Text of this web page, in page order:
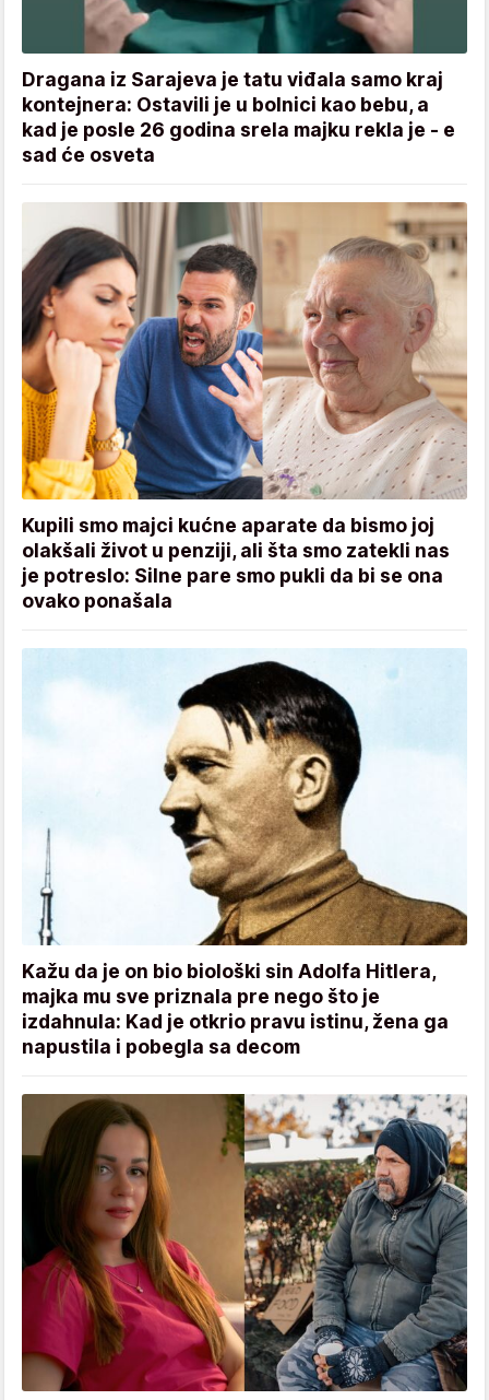
Dragana iz Sarajeva je tatu viđala samo kraj
kontejnera: Ostavili je u bolnici kao bebu, a
kad je posle 26 godina srela majku rekla je - e
sad će osveta
Kupili smo majci kućne aparate da bismo joj
olakšali život u penziji, ali šta smo zatekli nas
je potreslo: Silne pare smo pukli da bi se ona
ovako ponašala
Kažu da je on bio biološki sin Adolfa Hitlera,
majka mu sve priznala pre nego što je
izdahnula: Kad je otkrio pravu istinu, žena ga
napustila i pobegla sa decom